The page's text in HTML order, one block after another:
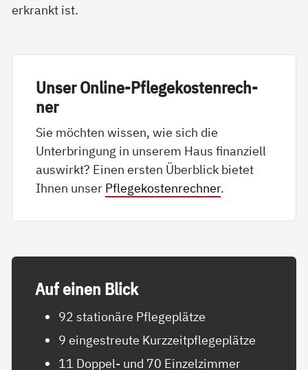
erkrankt ist.
Un­ser On­li­ne-Pf­le­ge­kos­ten­rech­
ner
Sie möchten wissen, wie sich die
Unterbringung in unserem Haus finanziell
auswirkt? Einen ersten Überblick bietet
Ihnen unser Pflegekostenrechner.
Auf ei­nen Blick
92 stationäre Pflegeplätze
9 eingestreute Kurzzeitpflegeplätze
11 Doppel- und 70 Einzelzimmer